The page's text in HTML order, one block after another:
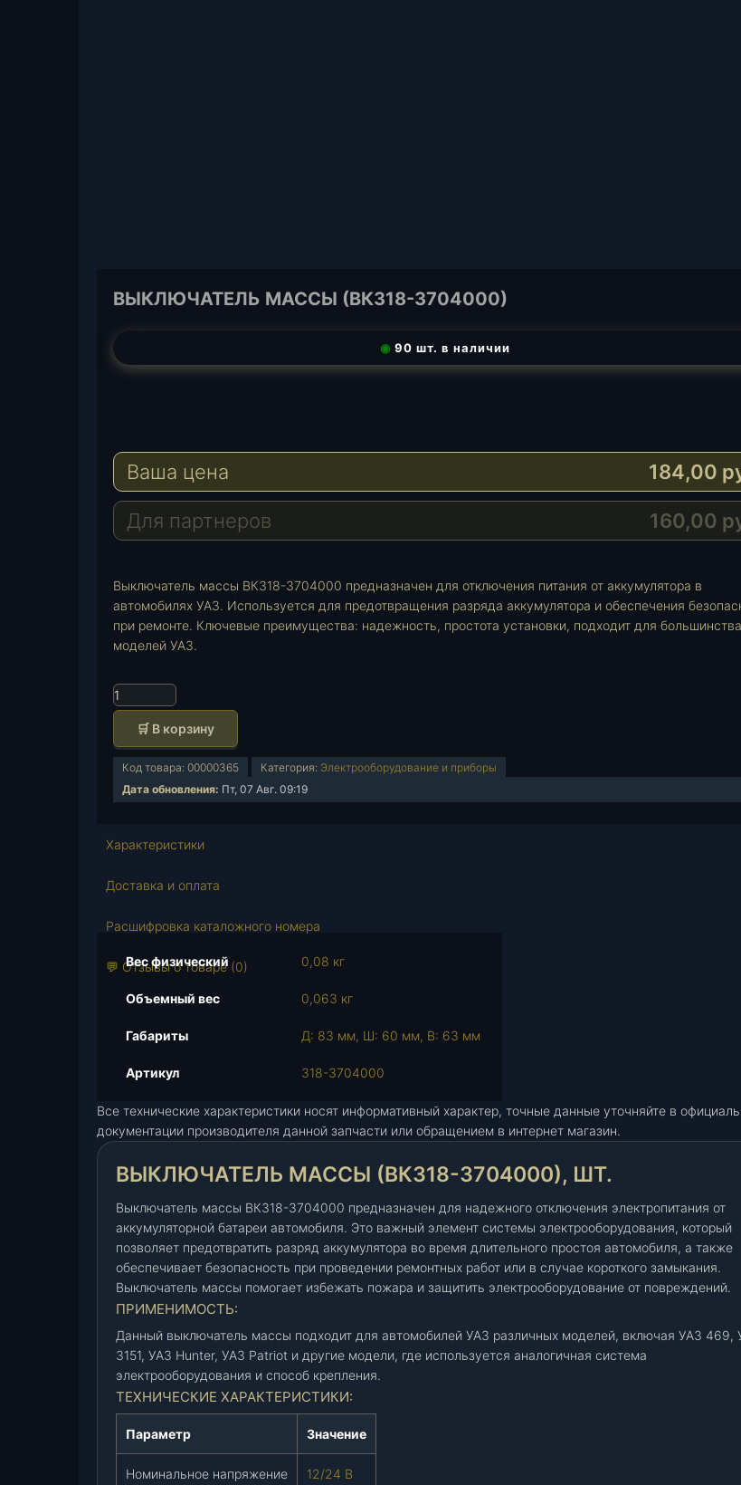
ВЫКЛЮЧАТЕЛЬ МАССЫ (ВК318-3704000)
◉ 90 шт. в наличии
e
r
a
m
a
s
A
p
a
i
l
Ваша цена 184,00
Для партнеров 160,00
Выключатель массы ВК318-3704000 предназначен для отключения питания от аккумулятора в
автомобилях УАЗ. Используется для предотвращения разряда аккумулятора и обеспечения
при ремонте. Ключевые преимущества: надежность, простота установки, подходит для большинства
моделей УАЗ.
К
о
и
т
о
о
а
ю
ч
л
ь
м
а
с
ы
(
В
К
🛒 В корзину
Код товара: 00000365 Категория: Электрооборудование и приборы
Дата обновления: Пт, 07 Авг. 09:19
Характеристики
Доставка и оплата
Расшифровка каталожного номера
💬 Отзывы о товаре (0)
Вес физический 0,08 кг
Объемный вес 0,063 кг
Габариты Д: 83 мм, Ш: 60 мм, В: 63 мм
Артикул 318-3704000
Все технические характеристики носят информативный характер, точные данные уточняйте в
документации производителя данной запчасти или обращением в интернет магазин.
ВЫКЛЮЧАТЕЛЬ МАССЫ (ВК318-3704000), ШТ.
Выключатель массы ВК318-3704000 предназначен для надежного отключения электропитания от
аккумуляторной батареи автомобиля. Это важный элемент системы электрооборудования, который
позволяет предотвратить разряд аккумулятора во время длительного простоя автомобиля, а также
обеспечивает безопасность при проведении ремонтных работ или в случае короткого замыкания.
Выключатель массы помогает избежать пожара и защитить электрооборудование от повреждений.
ПРИМЕНИМОСТЬ:
Данный выключатель массы подходит для автомобилей УАЗ различных моделей, включая УАЗ 469,
3151, УАЗ Hunter, УАЗ Patriot и другие модели, где используется аналогичная система
электрооборудования и способ крепления.
ТЕХНИЧЕСКИЕ ХАРАКТЕРИСТИКИ:
Параметр Значение
Номинальное напряжение 12/24 В